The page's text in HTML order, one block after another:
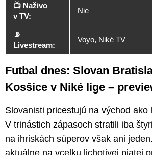
📺 Naživo
v TV:
Nie
📡
Livestream:
Voyo, Niké TV
Futbal dnes: Slovan
Kosšice v Niké lige –
Slovanisti pricestujú na východ ako
V trinástich zápasoch stratili iba
na ihriskách súperov však ani
aktuálne na vcelku lichotivej piatej